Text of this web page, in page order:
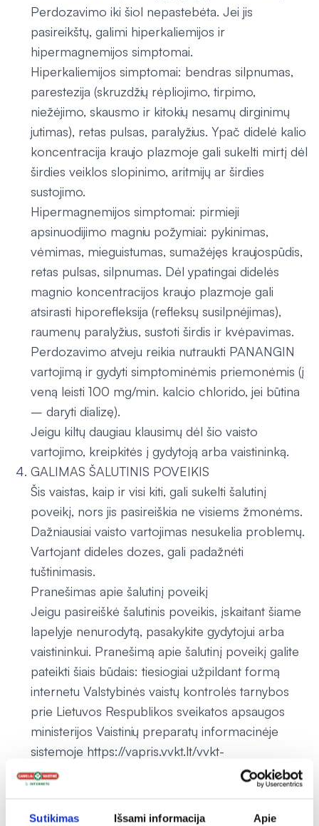
Sutikimas Išsami informacija Apie
Perdozavimo iki šiol nepastebėta. Jei jis
pasireikštų, galimi hiperkaliemijos ir
hipermagnemijos simptomai.
Hiperkaliemijos simptomai: bendras silpnumas,
parestezija (skruzdžių rėpliojimo, tirpimo,
niežėjimo, skausmo ir kitokių nesamų dirginimų
jutimas), retas pulsas, paralyžius. Ypač didelė kalio
koncentracija kraujo plazmoje gali sukelti mirtį dėl
širdies veiklos slopinimo, aritmijų ar širdies
sustojimo.
Hipermagnemijos simptomai: pirmieji
apsinuodijimo magniu požymiai: pykinimas,
vėmimas, mieguistumas, sumažėjęs kraujospūdis,
retas pulsas, silpnumas. Dėl ypatingai didelės
magnio koncentracijos kraujo plazmoje gali
atsirasti hiporefleksija (refleksų susilpnėjimas),
raumenų paralyžius, sustoti širdis ir kvėpavimas.
Perdozavimo atveju reikia nutraukti PANANGIN
vartojimą ir gydyti simptominėmis priemonėmis (į
veną leisti 100 mg/min. kalcio chlorido, jei būtina
– daryti dializę).
Jeigu kiltų daugiau klausimų dėl šio vaisto
vartojimo, kreipkitės į gydytoją arba vaistininką.
GALIMAS ŠALUTINIS POVEIKIS
Šis vaistas, kaip ir visi kiti, gali sukelti šalutinį
poveikį, nors jis pasireiškia ne visiems žmonėms.
Dažniausiai vaisto vartojimas nesukelia problemų.
Vartojant dideles dozes, gali padažnėti
tuštinimasis.
Pranešimas apie šalutinį poveikį
Jeigu pasireiškė šalutinis poveikis, įskaitant šiame
lapelyje nenurodytą, pasakykite gydytojui arba
vaistininkui. Pranešimą apie šalutinį poveikį galite
pateikti šiais būdais: tiesiogiai užpildant formą
internetu Valstybinės vaistų kontrolės tarnybos
prie Lietuvos Respublikos sveikatos apsaugos
ministerijos Vaistinių preparatų informacinėje
sistemoje https://vapris.vvkt.lt/vvkt-
web/public/nrv arba užpildant Paciento
pranešimo apie įtariamą nepageidaujamą reakciją
(ĮNR) formą, kuri skelbiama